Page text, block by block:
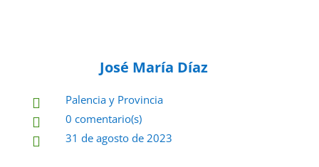
José María Díaz

Palencia y Provincia

0 comentario(s)

31 de agosto de 2023